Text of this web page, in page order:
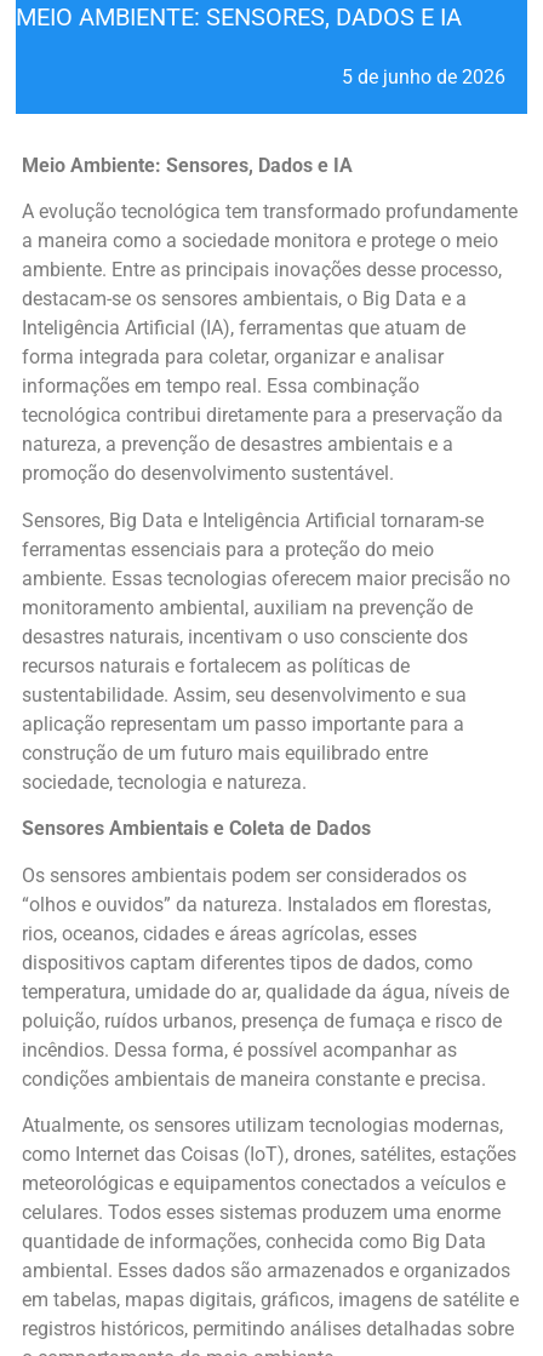
MEIO AMBIENTE: SENSORES, DADOS E IA
5 de junho de 2026
Meio Ambiente: Sensores, Dados e IA
A evolução tecnológica tem transformado profundamente
a maneira como a sociedade monitora e protege o meio
ambiente. Entre as principais inovações desse processo,
destacam-se os sensores ambientais, o Big Data e a
Inteligência Artificial (IA), ferramentas que atuam de
forma integrada para coletar, organizar e analisar
informações em tempo real. Essa combinação
tecnológica contribui diretamente para a preservação da
natureza, a prevenção de desastres ambientais e a
promoção do desenvolvimento sustentável.
Sensores, Big Data e Inteligência Artificial tornaram-se
ferramentas essenciais para a proteção do meio
ambiente. Essas tecnologias oferecem maior precisão no
monitoramento ambiental, auxiliam na prevenção de
desastres naturais, incentivam o uso consciente dos
recursos naturais e fortalecem as políticas de
sustentabilidade. Assim, seu desenvolvimento e sua
aplicação representam um passo importante para a
construção de um futuro mais equilibrado entre
sociedade, tecnologia e natureza.
Sensores Ambientais e Coleta de Dados
Os sensores ambientais podem ser considerados os
“olhos e ouvidos” da natureza. Instalados em florestas,
rios, oceanos, cidades e áreas agrícolas, esses
dispositivos captam diferentes tipos de dados, como
temperatura, umidade do ar, qualidade da água, níveis de
poluição, ruídos urbanos, presença de fumaça e risco de
incêndios. Dessa forma, é possível acompanhar as
condições ambientais de maneira constante e precisa.
Atualmente, os sensores utilizam tecnologias modernas,
como Internet das Coisas (IoT), drones, satélites, estações
meteorológicas e equipamentos conectados a veículos e
celulares. Todos esses sistemas produzem uma enorme
quantidade de informações, conhecida como Big Data
ambiental. Esses dados são armazenados e organizados
em tabelas, mapas digitais, gráficos, imagens de satélite e
registros históricos, permitindo análises detalhadas sobre